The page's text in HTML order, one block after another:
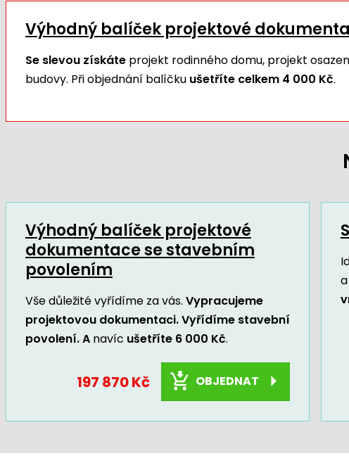
Výhodný balíček projektové
Se slevou získáte projekt rodinného domu, projekt
budovy. Při objednání balíčku ušetříte celkem 4 000 Kč.
Výhodný balíček projektové
dokumentace se stavebním
povolením
Vše důležité vyřídíme za vás. Vypracujeme
projektovou dokumentaci. Vyřídíme stavební
povolení. A navíc ušetříte 6 000 Kč.
197 870 Kč OBJEDNAT